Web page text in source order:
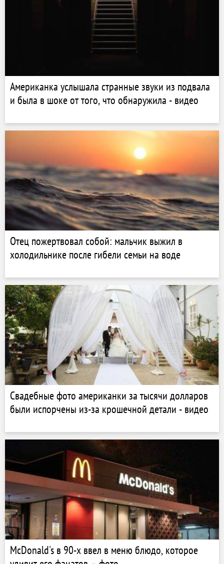
Американка услышала странные звуки из подвала
и была в шоке от того, что обнаружила - видео
Отец пожертвовал собой: мальчик выжил в
холодильнике после гибели семьи на воде
Свадебные фото американки за тысячи долларов
были испорчены из-за крошечной детали - видео
McDonald's в 90-х ввел в меню блюдо, которое